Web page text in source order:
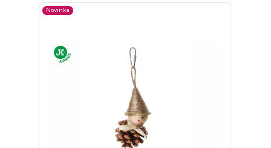
Novinka